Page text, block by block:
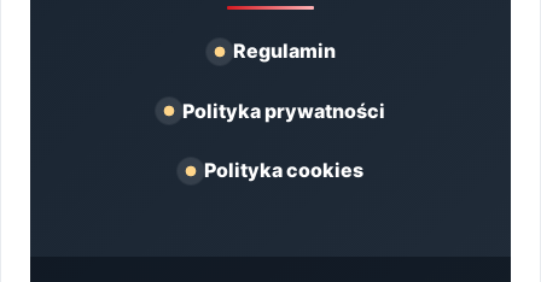
Regulamin
Polityka prywatności
Polityka cookies